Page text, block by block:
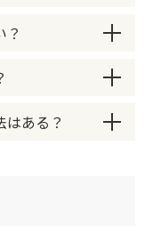
ると手続きが遅
ます。
住民票、固定資
ホームページ
ない場合、次
は、弁護士など
？
売却すること
だと、所有権
更しておく必要
税はかかりま
が必要になりま
ある？